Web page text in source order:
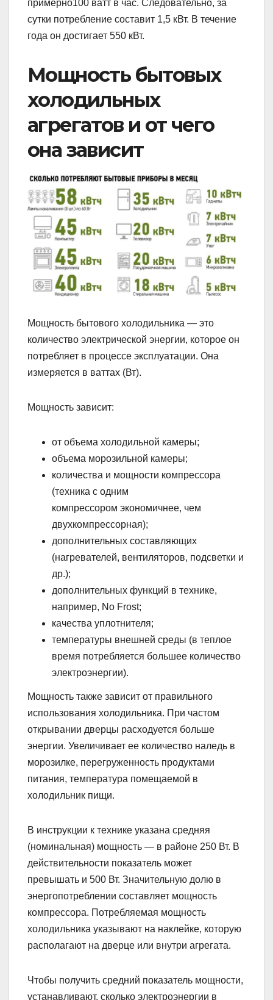
примерно100 ватт в час. Следовательно, за
сутки потребление составит 1,5 кВт. В течение
года он достигает 550 кВт.
Мощность бытовых
холодильных
агрегатов и от чего
она зависит
Мощность бытового холодильника — это
количество электрической энергии, которое он
потребляет в процессе эксплуатации. Она
измеряется в ваттах (Вт).
Мощность зависит:
от объема холодильной камеры;
объема морозильной камеры;
количества и мощности компрессора
(техника с одним
компрессором экономичнее, чем
двухкомпрессорная);
дополнительных составляющих
(нагревателей, вентиляторов, подсветки и
др.);
дополнительных функций в технике,
например, No Frost;
качества уплотнителя;
температуры внешней среды (в теплое
время потребляется большее количество
электроэнергии).
Мощность также зависит от правильного
использования холодильника. При частом
открывании дверцы расходуется больше
энергии. Увеличивает ее количество наледь в
морозилке, перегруженность продуктами
питания, температура помещаемой в
холодильник пищи.
В инструкции к технике указана средняя
(номинальная) мощность — в районе 250 Вт. В
действительности показатель может
превышать и 500 Вт. Значительную долю в
энергопотреблении составляет мощность
компрессора. Потребляемая мощность
холодильника указывают на наклейке, которую
располагают на дверце или внутри агрегата.
Чтобы получить средний показатель мощности,
устанавливают, сколько электроэнергии в